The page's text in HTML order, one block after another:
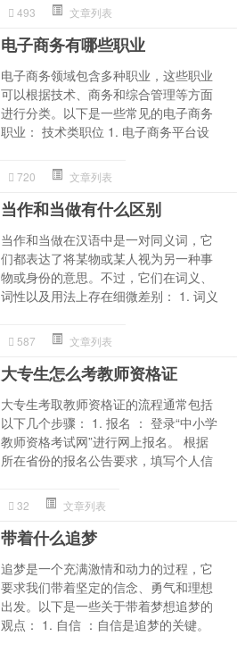
493 文章列表
电子商务有哪些职业
电子商务领域包含多种职业，这些职业
可以根据技术、商务和综合管理等方面
进行分类。以下是一些常见的电子商务
职业： 技术类职位 1. 电子商务平台设
720 文章列表
当作和当做有什么区别
当作和当做在汉语中是一对同义词，它
们都表达了将某物或某人视为另一种事
物或身份的意思。不过，它们在词义、
词性以及用法上存在细微差别： 1. 词义
587 文章列表
大专生怎么考教师资格证
大专生考取教师资格证的流程通常包括
以下几个步骤： 1. 报名 ： 登录“中小学
教师资格考试网”进行网上报名。 根据
所在省份的报名公告要求，填写个人信
32 文章列表
带着什么追梦
追梦是一个充满激情和动力的过程，它
要求我们带着坚定的信念、勇气和理想
出发。以下是一些关于带着梦想追梦的
观点： 1. 自信 ：自信是追梦的关键。